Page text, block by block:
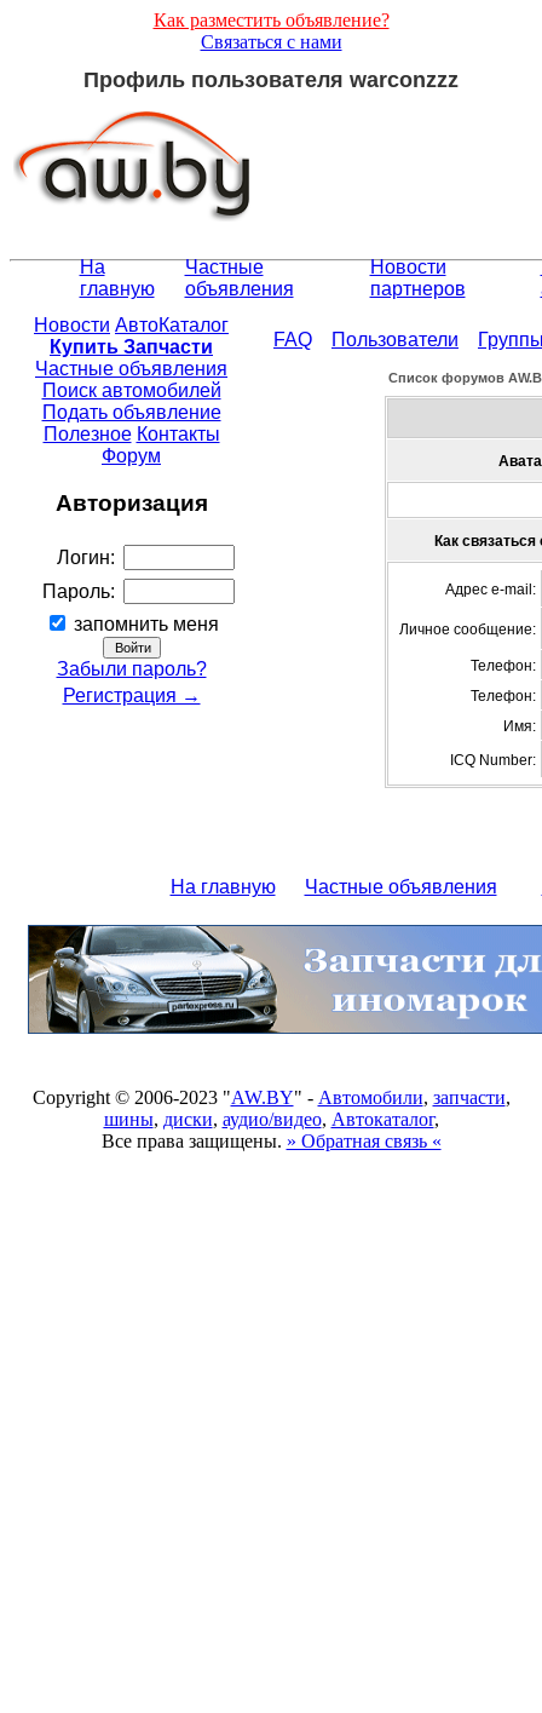
Как разместить объявление?
Связаться с нами
Профиль пользователя warconzzz
На
главную
Частные
объявления
Новости
партнеров
Новости АвтоКаталог
Купить Запчасти
Частные объявления
Поиск автомобилей
Подать объявление
Полезное Контакты
Форум
Авторизация
Логин:
Пароль:
запомнить меня
Забыли пароль?
Регистрация →
FAQ Пользователи
Список форумов
Как
Адрес e-mail:
Личное сообщение:
Телефон:
Телефон:
Имя:
ICQ Number:
На главную Частные объявления
Copyright © 2006-2023 "AW.BY" - Автомобили, запчасти,
шины, диски, аудио/видео, Автокаталог,
Все права защищены. » Обратная связь «